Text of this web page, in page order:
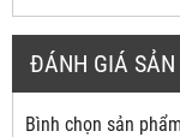
ĐÁNH GIÁ
Bình chọn sản